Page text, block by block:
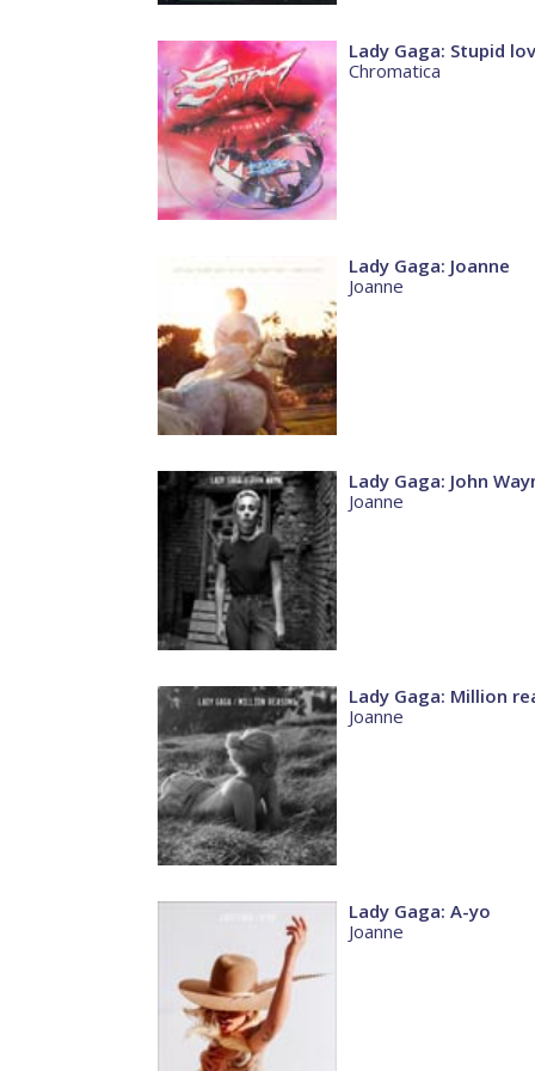
Lady Gaga: Stupid
Chromatica
Lady Gaga: Joanne
Joanne
Lady Gaga: John
Joanne
Lady Gaga: Million
Joanne
Lady Gaga: A-yo
Joanne